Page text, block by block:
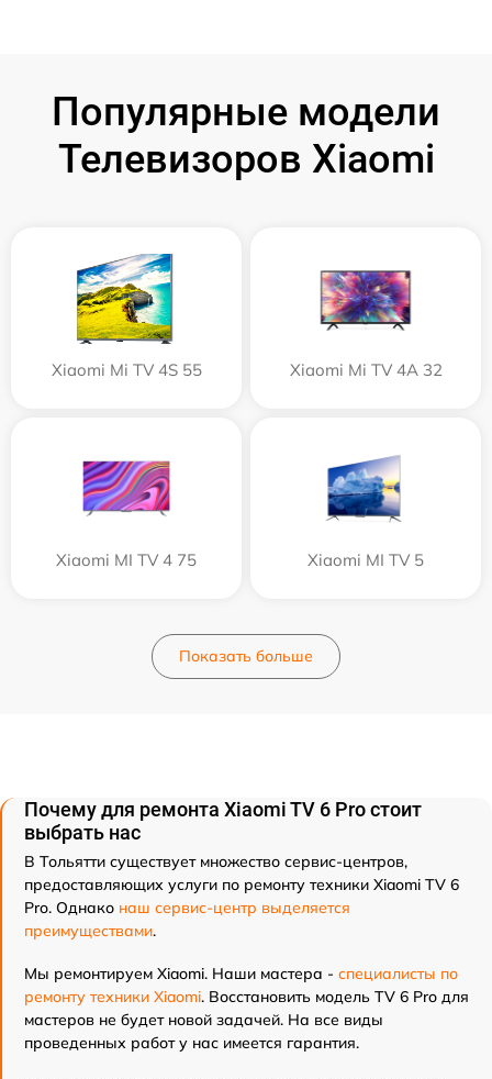
Популярные модели
Телевизоров Xiaomi
Xiaomi Mi TV 4S 55 Xiaomi Mi TV 4A 32
Xiaomi MI TV 4 75 Xiaomi MI TV 5
Показать больше
Почему для ремонта Xiaomi TV 6 Pro стоит
выбрать нас
В Тольятти существует множество сервис-центров,
предоставляющих услуги по ремонту техники Xiaomi TV 6
Pro. Однако наш сервис-центр выделяется
преимуществами.
Мы ремонтируем Xiaomi. Наши мастера - специалисты по
ремонту техники Xiaomi. Восстановить модель TV 6 Pro для
мастеров не будет новой задачей. На все виды
проведенных работ у нас имеется гарантия.